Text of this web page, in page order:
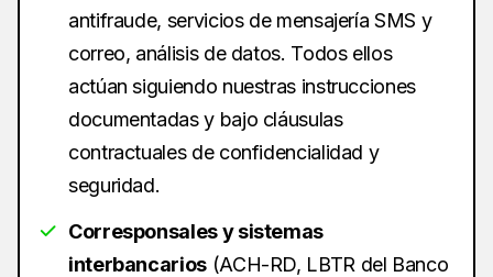
antifraude, servicios de mensajería SMS y
correo, análisis de datos. Todos ellos
actúan siguiendo nuestras instrucciones
documentadas y bajo cláusulas
contractuales de confidencialidad y
seguridad.
Corresponsales y sistemas
interbancarios(ACH-RD, LBTR del Banco